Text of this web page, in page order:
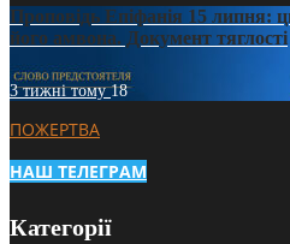
Проповідь Епіфанія 15 липня:
його амвона. Документ тяглості
3 тижні тому18
ПОЖЕРТВА
НАШ ТЕЛЕГРАМ
Категорії